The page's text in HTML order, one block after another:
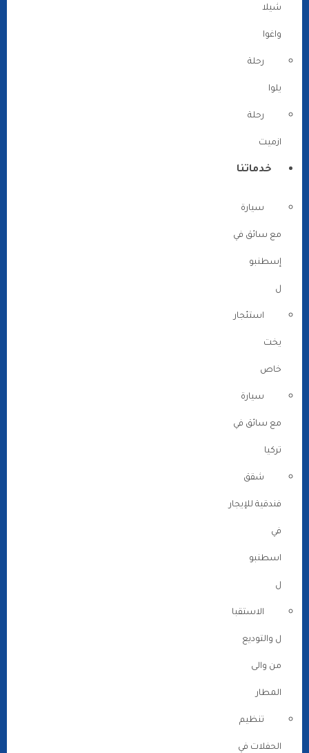
شيلا
واغوا
رحلة
يلوا
رحلة
ازميت
خدماتنا
سيارة
مع سائق في
إسطنبو
ل
استئجار
يخت
خاص
سيارة
مع سائق في
تركيا
شقق
فندقية للإيجار
في
اسطنبو
ل
الاستقبا
ل والتوديع
من والى
المطار
تنظيم
الحفلات في